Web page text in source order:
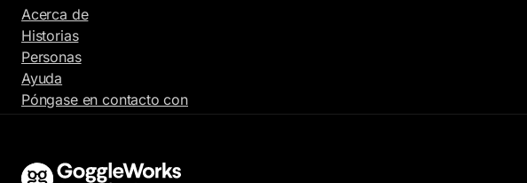
contenido
Acerca de
Historias
Personas
Ayuda
Póngase en contacto con